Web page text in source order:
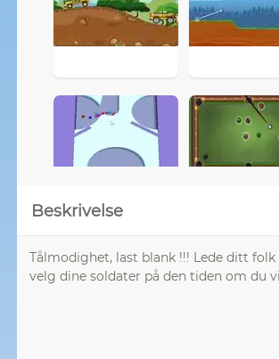
Beskrivelse
Tålmodighet, last blank !!! Lede ditt
velg dine soldater på den tiden om du